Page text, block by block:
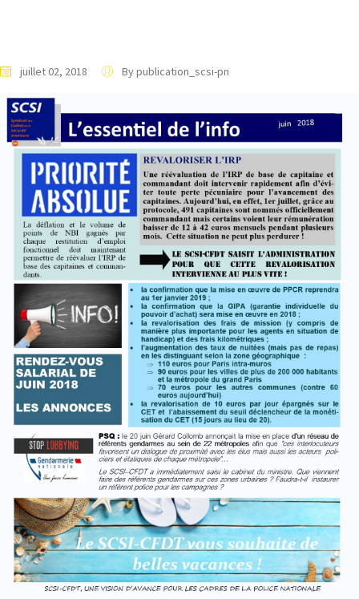
juillet 02, 2018 By publication_scsi-pn